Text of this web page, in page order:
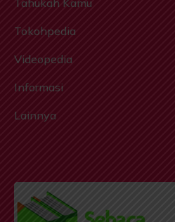
Tahukah Kamu
Tokohpedia
Videopedia
Informasi
Lainnya